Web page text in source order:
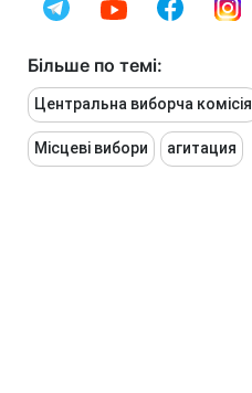
Більше по темі:
Центральна виборча комісія
Місцеві вибори агитация